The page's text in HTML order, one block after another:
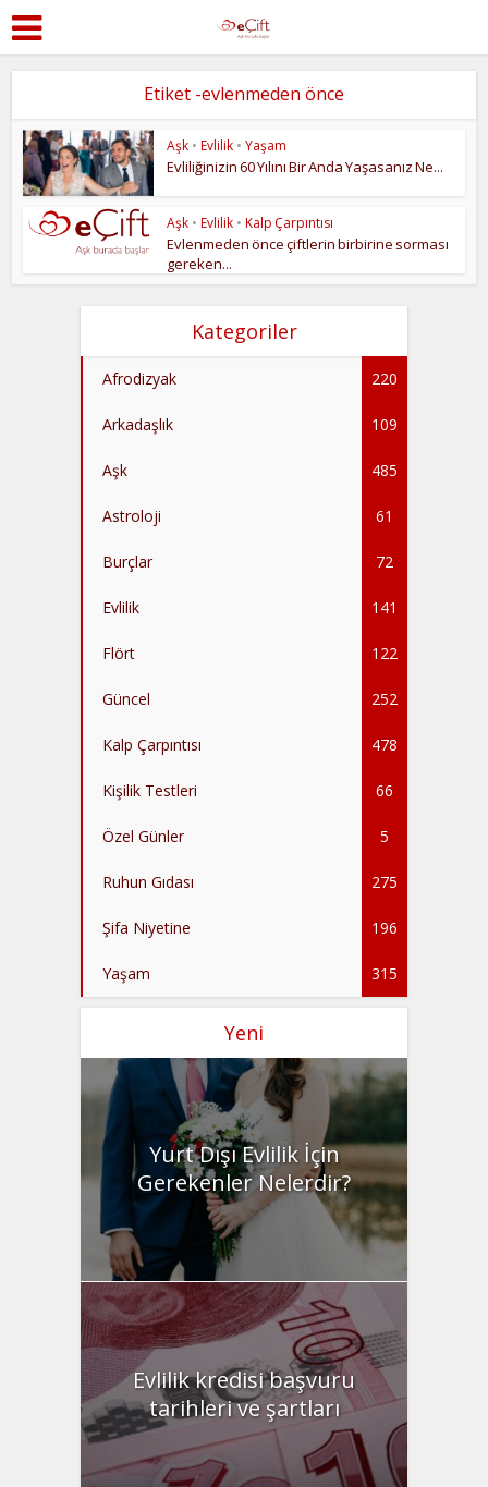
Etiket -evlenmeden önce
Aşk • Evlilik • Yaşam
Evliliğinizin 60 Yılını Bir Anda Yaşasanız Ne...
Aşk • Evlilik • Kalp Çarpıntısı
Evlenmeden önce çiftlerin birbirine sorması
gereken...
Kategoriler
Afrodizyak 220
Arkadaşlık 109
Aşk 485
Astroloji 61
Burçlar 72
Evlilik 141
Flört 122
Güncel 252
Kalp Çarpıntısı 478
Kişilik Testleri 66
Özel Günler 5
Ruhun Gıdası 275
Şifa Niyetine 196
Yaşam 315
Yeni
Yurt Dışı Evlilik İçin
Gerekenler Nelerdir?
Evlilik kredisi başvuru
tarihleri ve şartları